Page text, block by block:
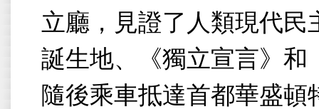
立廳，見證了人類現代
誕生地、《獨立宣言》和
隨後乘車抵達首都華盛